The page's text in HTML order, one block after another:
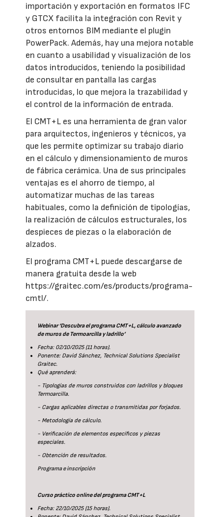
importación y exportación en formatos IFC
y GTCX facilita la integración con Revit y
otros entornos BIM mediante el plugin
PowerPack. Además, hay una mejora notable
en cuanto a usabilidad y visualización de los
datos introducidos, teniendo la posibilidad
de consultar en pantalla las cargas
introducidas, lo que mejora la trazabilidad y
el control de la información de entrada.
El CMT+L es una herramienta de gran valor
para arquitectos, ingenieros y técnicos, ya
que les permite optimizar su trabajo diario
en el cálculo y dimensionamiento de muros
de fábrica cerámica. Una de sus principales
ventajas es el ahorro de tiempo, al
automatizar muchas de las tareas
habituales, como la definición de tipologías,
la realización de cálculos estructurales, los
despieces de piezas o la elaboración de
alzados.
El programa CMT+L puede descargarse de
manera gratuita desde la web
https://graitec.com/es/products/programa-
cmtl/.
Webinar ‘Descubra el programa CMT+L, cálculo avanzado
de muros de Termoarcilla y ladrillo’
Fecha: 02/10/2025 (11 horas).
Ponente: David Sánchez, Technical Solutions Specialist
Graitec.
Qué aprenderá:
- Tipologías de muros construidos con ladrillos y bloques
Termoarcilla.
- Cargas aplicables directas o transmitidas por forjados.
- Metodología de cálculo.
- Verificación de elementos específicos y piezas
especiales.
- Obtención de resultados.
Programa e inscripción
Curso práctico online del programa CMT+L
Fecha: 22/10/2025 (15 horas).